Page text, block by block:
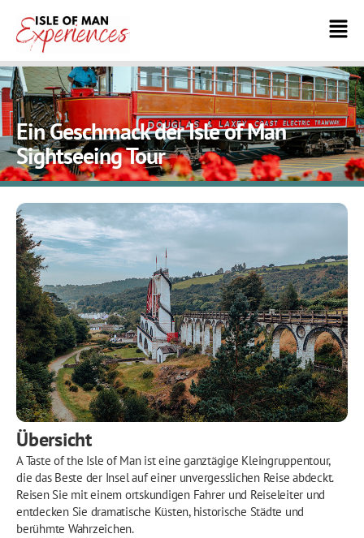
Ein Geschmack der Isle of Man
Sightseeing Tour
Übersicht
A Taste of the Isle of Man ist eine ganztägige Kleingruppentour,
die das Beste der Insel auf einer unvergesslichen Reise abdeckt.
Reisen Sie mit einem ortskundigen Fahrer und Reiseleiter und
entdecken Sie dramatische Küsten, historische Städte und
berühmte Wahrzeichen.